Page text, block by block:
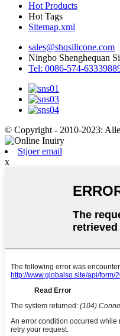
Hot Products
Hot Tags
Sitemap.xml
sales@shqsilicone.com
Ningbo Shenghequan
Tel: 0086-574-
© Copyright - 2010-2023:
Stjoer email
x